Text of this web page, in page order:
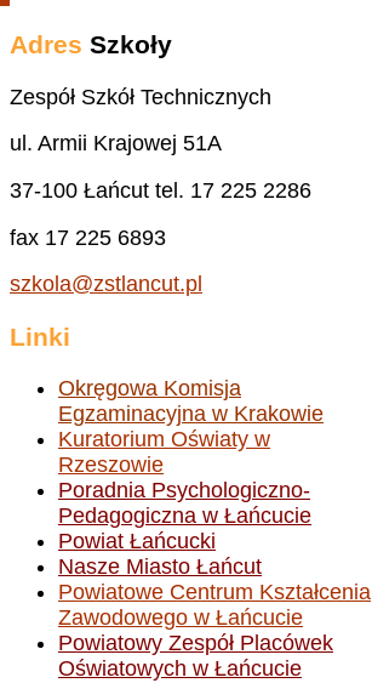
Adres Szkoły
Zespół Szkół Technicznych
ul. Armii Krajowej 51A
37-100 Łańcut tel. 17 225 2286
fax 17 225 6893
szkola@zstlancut.pl
Linki
Okręgowa Komisja
Egzaminacyjna w Krakowie
Kuratorium Oświaty w
Rzeszowie
Poradnia Psychologiczno-
Pedagogiczna w Łańcucie
Powiat Łańcucki
Nasze Miasto Łańcut
Powiatowe Centrum Kształcenia
Zawodowego w Łańcucie
Powiatowy Zespół Placówek
Oświatowych w Łańcucie